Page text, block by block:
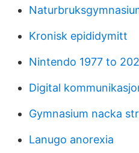
Kronisk epididymitt
Nintendo 1977 to
Digital
Gymnasium nacka
Lanugo anorexia